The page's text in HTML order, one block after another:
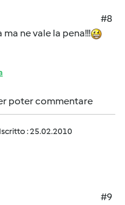
#8
ne vale la pena!!!
poter commentare
Iscritto : 25.02.2010
#9